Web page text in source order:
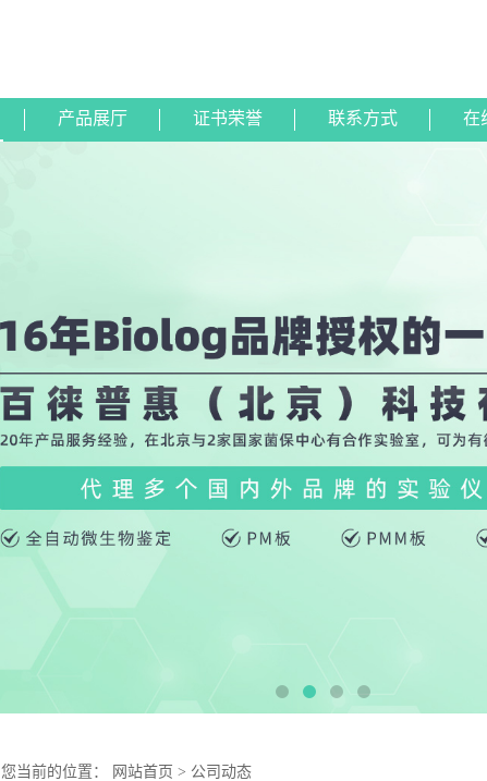
产品展厅 证书荣誉 联系方式 在
您当前的位置： 网站首页 > 公司动态